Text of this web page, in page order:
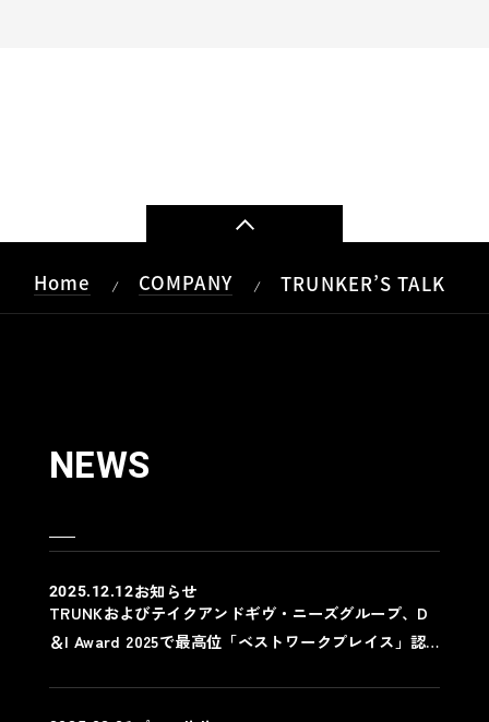
Home / COMPANY / TRUNKER’S TALK
NEWS
2025.12.12お知らせ
TRUNKおよびテイクアンドギヴ・ニーズグループ、D
＆I Award 2025で最高位「ベストワークプレイス」認